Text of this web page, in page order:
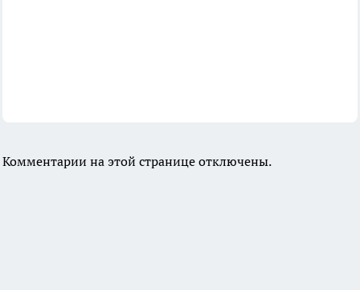
Комментарии на этой странице отключены.